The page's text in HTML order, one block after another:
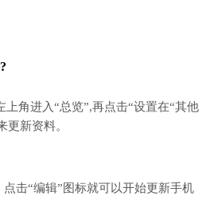
角进入“总览”,再点击“设置在“其他
更新资料。
击“编辑”图标就可以开始更新手机